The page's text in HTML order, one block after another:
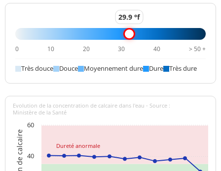
Aucun
changement
anormal
Sulfates 40,8 mg/L <=250 mg/L
Titre alcalimétrique
28,0 °f
Température de l'eau 12 °C <=25 °C
Turbidité
néphélométrique NFU
0,69 NFU
29.9 °f
0 10 20 30 40 > 50 +
Très douce Douce Moyennement dure Dure Très dure
Dureté anormale
Evolution de la concentration de calcaire dans l'eau - Source :
Ministère de la Santé
40
60